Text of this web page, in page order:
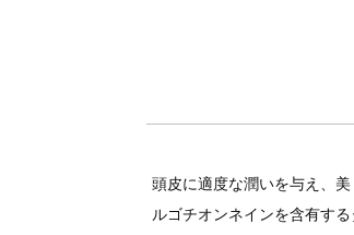
頭皮に適度な潤いを与え、
ルゴチオンネインを含有す